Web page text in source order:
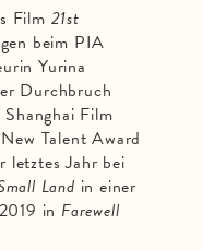
Film 21st
beim PIA
Yurina
Durchbruch
Film
Talent Award
letztes Jahr bei
Land in einer
in Farewell